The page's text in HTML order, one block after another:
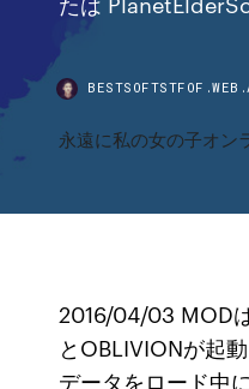
永遠に私の女の子オン
2016/04/03 MOD
とOBLIVIONが起
データをロード中